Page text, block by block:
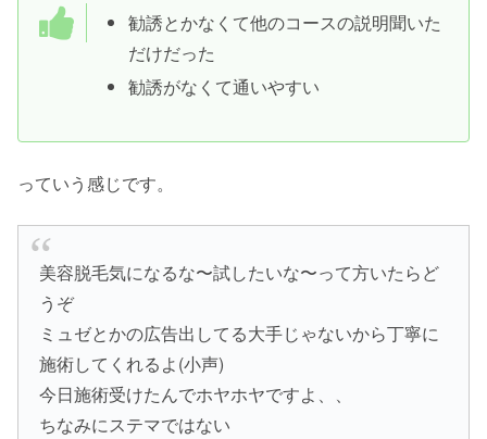
勧誘とかなくて他のコースの説明聞いた
だけだった
勧誘がなくて通いやすい
っていう感じです。
美容脱毛気になるな〜試したいな〜って方いたらど
うぞ
ミュゼとかの広告出してる大手じゃないから丁寧に
施術してくれるよ(小声)
今日施術受けたんでホヤホヤですよ、、
ちなみにステマではない